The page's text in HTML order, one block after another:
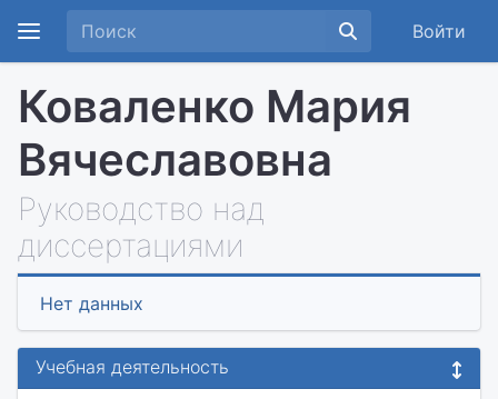
Войти
Коваленко Мария
Вячеславовна
Руководство над
диссертациями
Нет данных
Учебная деятельность